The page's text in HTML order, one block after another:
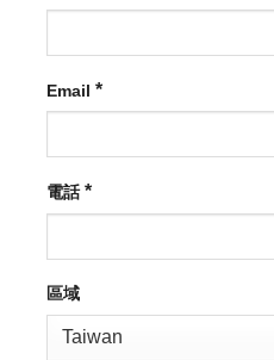
Email*
電話*
區域